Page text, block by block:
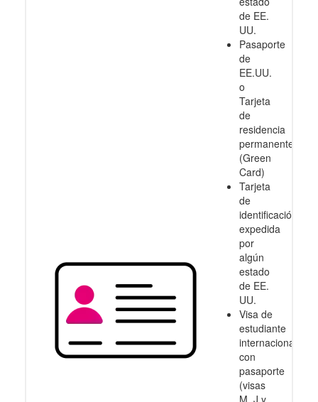
de EE.
UU.
Pasaporte
de
EE.UU.
o
Tarjeta
de
residencia
permanente
(Green
Card)
Tarjeta
de
identificación
expedida
por
algún
estado
de EE.
UU.
Visa de
estudiante
internacional
con
pasaporte
(visas